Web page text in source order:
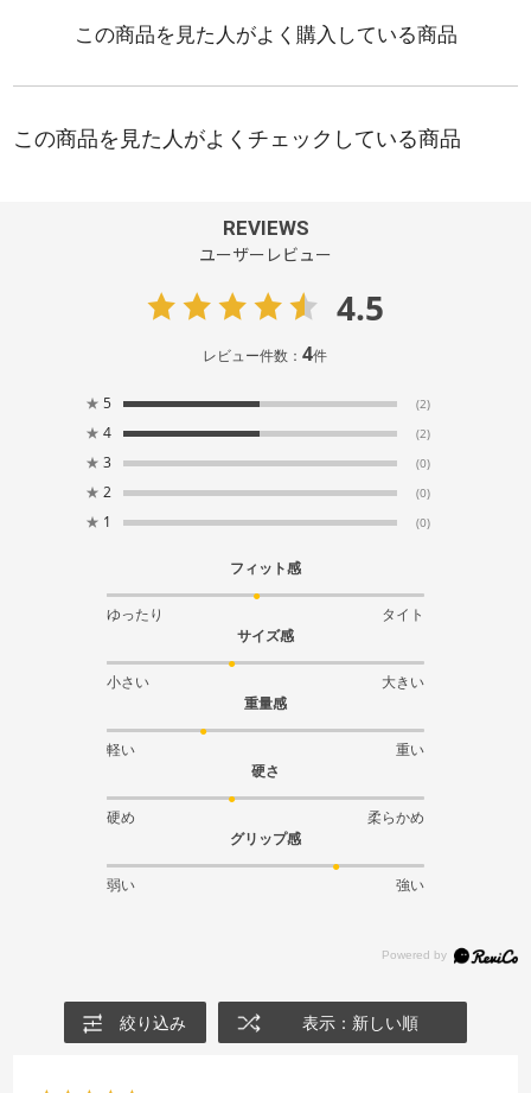
REVIEWS
ユーザーレビュー
4.5
レビュー件数：4件
★ 5 (2)
★ 4 (2)
★ 3 (0)
★ 2 (0)
★ 1 (0)
フィット感
ゆったり
タイト
サイズ感
小さい
大きい
重量感
軽い
重い
硬さ
硬め
柔らかめ
グリップ感
弱い 強い
絞り込み 表示：新しい順